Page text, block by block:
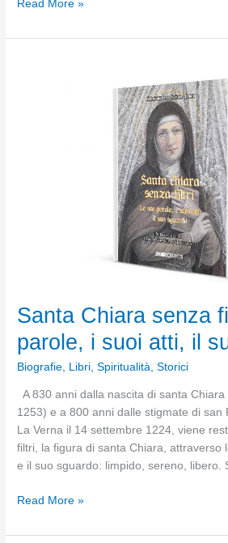
Pier
Frassati.
Read More »
Santa Chiara senza
parole, i suoi atti, il
Biografie, Libri,Spiritualità,Storici
A 830 anni dalla nascita di santa Chiara
1253) e a 800 anni dalle stigmate di san
La Verna il 14 settembre 1224, viene
filtri, la figura di santa Chiara, attraverso
e il suo sguardo: limpido, sereno, libero.
Santa
senza
Read More »